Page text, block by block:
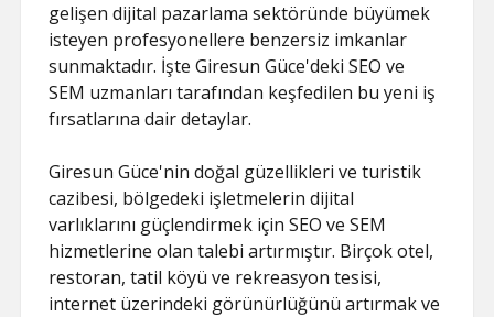
gelişen dijital pazarlama sektöründe büyümek
isteyen profesyonellere benzersiz imkanlar
sunmaktadır. İşte Giresun Güce'deki SEO ve
SEM uzmanları tarafından keşfedilen bu yeni iş
fırsatlarına dair detaylar.
Giresun Güce'nin doğal güzellikleri ve turistik
cazibesi, bölgedeki işletmelerin dijital
varlıklarını güçlendirmek için SEO ve SEM
hizmetlerine olan talebi artırmıştır. Birçok otel,
restoran, tatil köyü ve rekreasyon tesisi,
internet üzerindeki görünürlüğünü artırmak ve